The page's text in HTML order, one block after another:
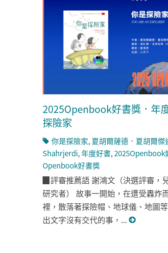
2025Openbook好書獎．年
探險家
你是探險家, 夏胡爾薩德．夏胡爾傑
Shahrjerdi,年度好書,2025Openbook
Openbook好書獎
▉評審推薦語 謝鴻文（決選評審，
研究者） 故事一開始，在遭受轟炸
裡，散落著探險帽、地球儀、地圖
出文字沒有交代的事，...